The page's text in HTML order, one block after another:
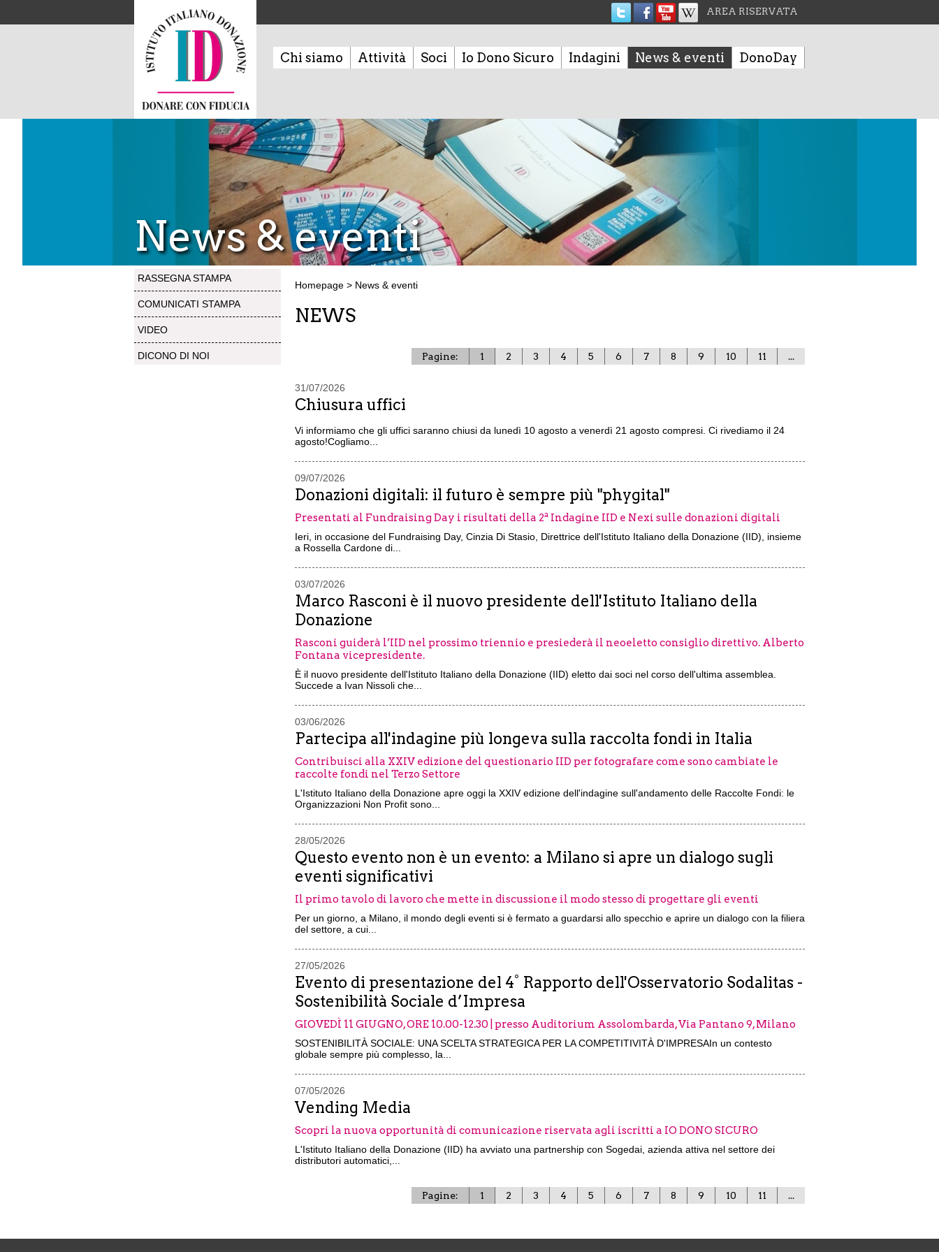
AREA RISERVATA
Chi siamo Attività Soci Io Dono Sicuro Indagini News & eventi DonoDay
News & eventi
RASSEGNA STAMPA
COMUNICATI STAMPA
VIDEO
DICONO DI NOI
Homepage > News & eventi
NEWS
Pagine: 1 2 3 4 5 6 7 8 9 10 11 ...
31/07/2026
Chiusura uffici
Vi informiamo che gli uffici saranno chiusi da lunedì 10 agosto a venerdì 21 agosto compresi. Ci rivediamo il 24
agosto!Cogliamo...
09/07/2026
Donazioni digitali: il futuro è sempre più "phygital"
Presentati al Fundraising Day i risultati della 2ª Indagine IID e Nexi sulle donazioni digitali
Ieri, in occasione del Fundraising Day, Cinzia Di Stasio, Direttrice dell'Istituto Italiano della Donazione (IID), insieme
a Rossella Cardone di...
03/07/2026
Marco Rasconi è il nuovo presidente dell'Istituto Italiano della
Donazione
Rasconi guiderà l’IID nel prossimo triennio e presiederà il neoeletto consiglio direttivo. Alberto
Fontana vicepresidente.
È il nuovo presidente dell'Istituto Italiano della Donazione (IID) eletto dai soci nel corso dell'ultima assemblea.
Succede a Ivan Nissoli che...
03/06/2026
Partecipa all'indagine più longeva sulla raccolta fondi in Italia
Contribuisci alla XXIV edizione del questionario IID per fotografare come sono cambiate le
raccolte fondi nel Terzo Settore
L'Istituto Italiano della Donazione apre oggi la XXIV edizione dell'indagine sull'andamento delle Raccolte Fondi: le
Organizzazioni Non Profit sono...
28/05/2026
Questo evento non è un evento: a Milano si apre un dialogo sugli
eventi significativi
Il primo tavolo di lavoro che mette in discussione il modo stesso di progettare gli eventi
Per un giorno, a Milano, il mondo degli eventi si è fermato a guardarsi allo specchio e aprire un dialogo con la filiera
del settore, a cui...
27/05/2026
Evento di presentazione del 4° Rapporto dell'Osservatorio Sodalitas -
Sostenibilità Sociale d’Impresa
GIOVEDÌ 11 GIUGNO, ORE 10.00-12.30 | presso Auditorium Assolombarda, Via Pantano 9, Milano
SOSTENIBILITÀ SOCIALE: UNA SCELTA STRATEGICA PER LA COMPETITIVITÀ D'IMPRESAIn un contesto
globale sempre più complesso, la...
07/05/2026
Vending Media
Scopri la nuova opportunità di comunicazione riservata agli iscritti a IO DONO SICURO
L'Istituto Italiano della Donazione (IID) ha avviato una partnership con Sogedai, azienda attiva nel settore dei
distributori automatici,...
Pagine: 1 2 3 4 5 6 7 8 9 10 11 ...